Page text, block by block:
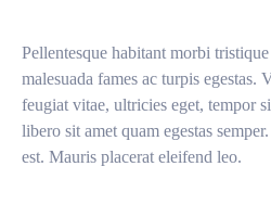
Pellentesque habitant morbi tristique
malesuada fames ac turpis egestas.
feugiat vitae, ultricies eget, tempor
libero sit amet quam egestas
est. Mauris placerat eleifend leo.